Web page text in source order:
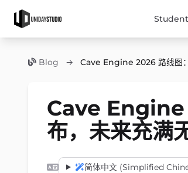
Blog → Cave Engine 2026 路线图
Cave
布，未来充满
简体中文 (Simplified